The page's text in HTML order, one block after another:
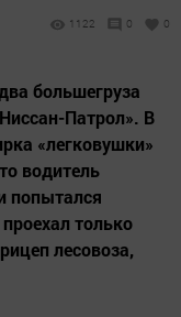
1122 0 0
большегруза
Патрол». В
«легковушки»
водитель
попытался
только
лесовоза,